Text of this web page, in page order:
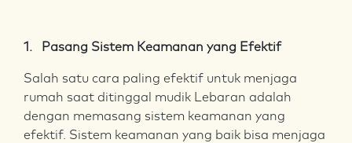
1. Pasang Sistem Keamanan yang Efektif
Salah satu cara paling efektif untuk menjaga
rumah saat ditinggal mudik Lebaran adalah
dengan memasang sistem keamanan yang
efektif. Sistem keamanan yang baik bisa menjaga